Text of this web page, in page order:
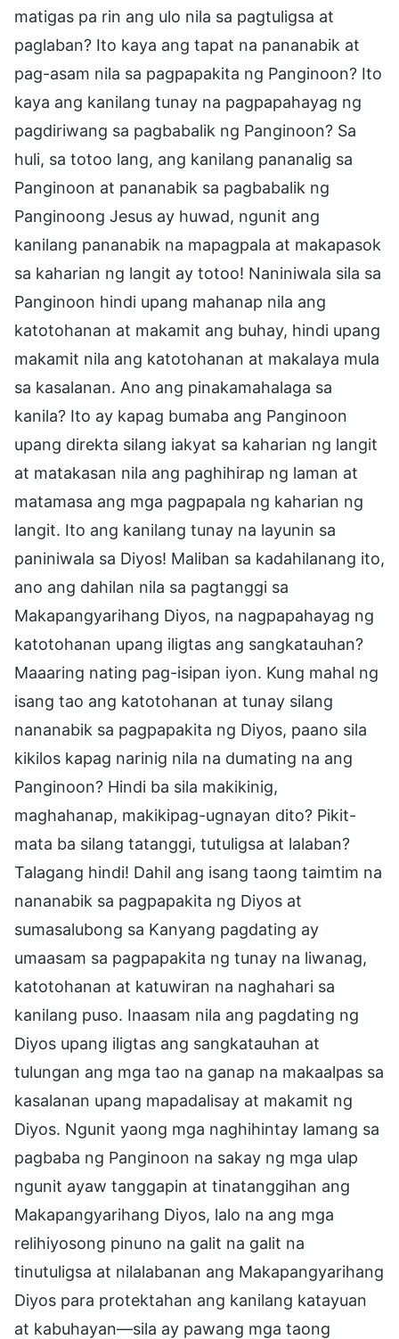
matigas pa rin ang ulo nila sa pagtuligsa at
paglaban? Ito kaya ang tapat na pananabik at
pag-asam nila sa pagpapakita ng Panginoon? Ito
kaya ang kanilang tunay na pagpapahayag ng
pagdiriwang sa pagbabalik ng Panginoon? Sa
huli, sa totoo lang, ang kanilang pananalig sa
Panginoon at pananabik sa pagbabalik ng
Panginoong Jesus ay huwad, ngunit ang
kanilang pananabik na mapagpala at makapasok
sa kaharian ng langit ay totoo! Naniniwala sila sa
Panginoon hindi upang mahanap nila ang
katotohanan at makamit ang buhay, hindi upang
makamit nila ang katotohanan at makalaya mula
sa kasalanan. Ano ang pinakamahalaga sa
kanila? Ito ay kapag bumaba ang Panginoon
upang direkta silang iakyat sa kaharian ng langit
at matakasan nila ang paghihirap ng laman at
matamasa ang mga pagpapala ng kaharian ng
langit. Ito ang kanilang tunay na layunin sa
paniniwala sa Diyos! Maliban sa kadahilanang ito,
ano ang dahilan nila sa pagtanggi sa
Makapangyarihang Diyos, na nagpapahayag ng
katotohanan upang iligtas ang sangkatauhan?
Maaaring nating pag-isipan iyon. Kung mahal ng
isang tao ang katotohanan at tunay silang
nananabik sa pagpapakita ng Diyos, paano sila
kikilos kapag narinig nila na dumating na ang
Panginoon? Hindi ba sila makikinig,
maghahanap, makikipag-ugnayan dito? Pikit-
mata ba silang tatanggi, tutuligsa at lalaban?
Talagang hindi! Dahil ang isang taong taimtim na
nananabik sa pagpapakita ng Diyos at
sumasalubong sa Kanyang pagdating ay
umaasam sa pagpapakita ng tunay na liwanag,
katotohanan at katuwiran na naghahari sa
kanilang puso. Inaasam nila ang pagdating ng
Diyos upang iligtas ang sangkatauhan at
tulungan ang mga tao na ganap na makaalpas sa
kasalanan upang mapadalisay at makamit ng
Diyos. Ngunit yaong mga naghihintay lamang sa
pagbaba ng Panginoon na sakay ng mga ulap
ngunit ayaw tanggapin at tinatanggihan ang
Makapangyarihang Diyos, lalo na ang mga
relihiyosong pinuno na galit na galit na
tinutuligsa at nilalabanan ang Makapangyarihang
Diyos para protektahan ang kanilang katayuan
at kabuhayan—sila ay pawang mga taong